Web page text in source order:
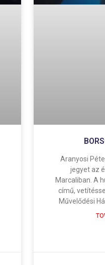
Aranyosi
jegyet az
Marcaliban. A
című,
Művelődési